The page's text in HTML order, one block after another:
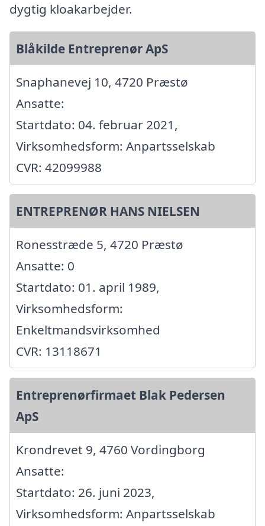
dygtig kloakarbejder.
Blåkilde Entreprenør ApS
Snaphanevej 10, 4720 Præstø
Ansatte:
Startdato: 04. februar 2021,
Virksomhedsform: Anpartsselskab
CVR: 42099988
ENTREPRENØR HANS NIELSEN
Ronesstræde 5, 4720 Præstø
Ansatte: 0
Startdato: 01. april 1989,
Virksomhedsform:
Enkeltmandsvirksomhed
CVR: 13118671
Entreprenørfirmaet Blak Pedersen
ApS
Krondrevet 9, 4760 Vordingborg
Ansatte:
Startdato: 26. juni 2023,
Virksomhedsform: Anpartsselskab